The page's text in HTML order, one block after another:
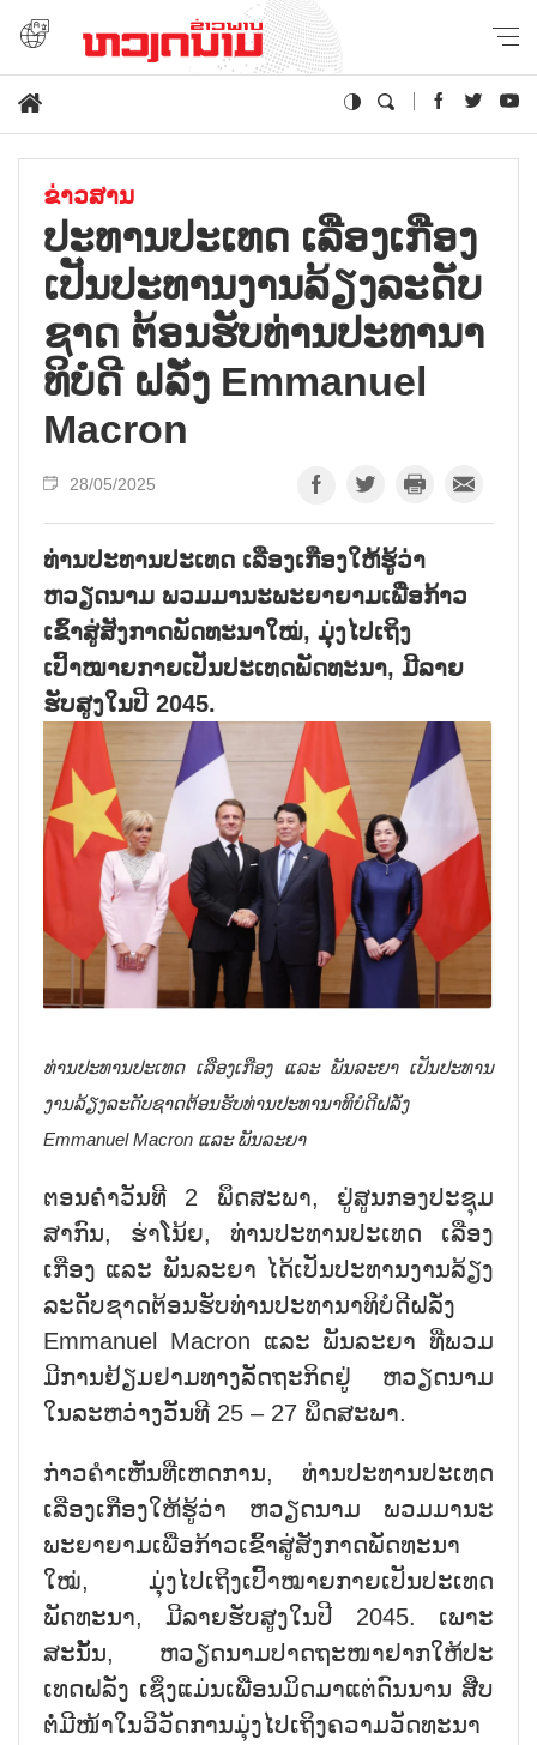
ຂ່າວສານ
ປະ​ທານ​ປະ​ເທດ ເລືອງ​ເກືອງ
ເປັນ​ປະ​ທານ​ງານ​ລ້ຽງ​ລະ​ດັບ​
ຊາດ ຕ້ອນ​ຮັບທ່ານ​ປະ​ທາ​ນາ​
ທິ​ບໍ​ດີ ຝ​ລັ່ງ Emmanuel
Macron
28/05/2025
ທ່ານປະທານປະເທດ ເລືອງເກືອງໃຫ້ຮູ້ວ່າ
ຫວຽດນາມ ພວມມານະພະຍາຍາມເພື່ອກ້າວ
ເຂົ້າສູ່ສັງກາດພັດທະນາໃໝ່, ມຸ່ງໄປເຖິງ
ເປົ້າໝາຍກາຍເປັນປະເທດພັດທະນາ, ມີລາຍ
ຮັບສູງໃນປີ 2045.
ທ່ານປະທານປະເທດ ເລືອງເກືອງ ແລະ ພັນລະຍາ ເປັນປະທານ
ງານລ້ຽງລະດັບຊາດຕ້ອນຮັບທ່ານປະທານາທິບໍດີຝລັ່ງ
Emmanuel Macron ແລະ ພັນລະຍາ
ຕອນຄ່ຳວັນທີ 2 ພຶດສະພາ, ຢູ່ສູນກອງປະຊຸມ
ສາກົນ, ຮ່າໂນ້ຍ, ທ່ານປະທານປະເທດ ເລືອງ
ເກືອງ ແລະ ພັນລະຍາ ໄດ້ເປັນປະທານງານລ້ຽງ
ລະດັບຊາດຕ້ອນຮັບທ່ານປະທານາທິບໍດີຝລັ່ງ
Emmanuel Macron ແລະ ພັນລະຍາ ທີ່ພວມ
ມີການຢ້ຽມຢາມທາງລັດຖະກິດຢູ່ ຫວຽດນາມ
ໃນລະຫວ່າງວັນທີ 25 – 27 ພຶດສະພາ.
ກ່າວຄຳເຫັນທີ່ເຫດການ, ທ່ານປະທານປະເທດ
ເລືອງເກືອງໃຫ້ຮູ້ວ່າ ຫວຽດນາມ ພວມມານະ
ພະຍາຍາມເພື່ອກ້າວເຂົ້າສູ່ສັງກາດພັດທະນາ
ໃໝ່, ມຸ່ງໄປເຖິງເປົ້າໝາຍກາຍເປັນປະເທດ
ພັດທະນາ, ມີລາຍຮັບສູງໃນປີ 2045. ເພາະ
ສະນັ້ນ, ຫວຽດນາມປາດຖະໜາຢາກໃຫ້ປະ
ເທດຝລັ່ງ ເຊິ່ງແມ່ນເພື່ອນມິດມາແຕ່ດົນນານ ສືບ
ຕໍ່ມີໜ້າໃນວິວັດການມຸ່ງໄປເຖິງຄວາມວັດທະນາ